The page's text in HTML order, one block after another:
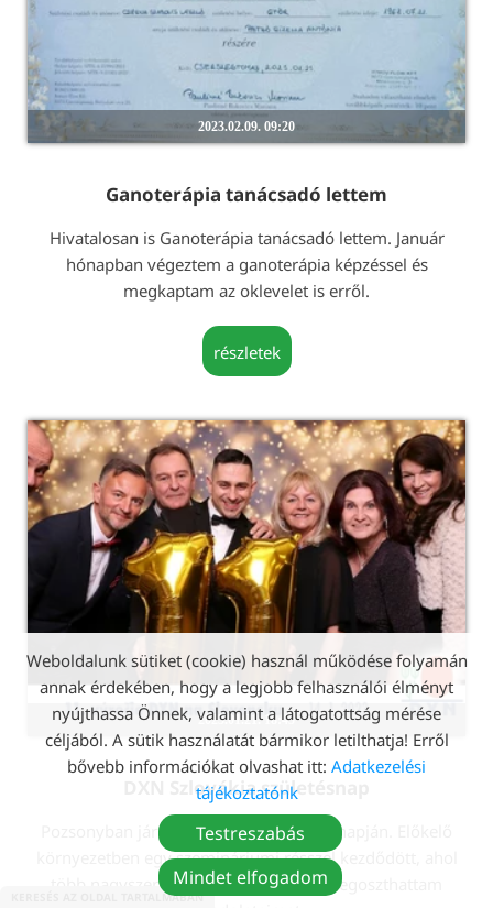
2023.02.09. 09:20
Ganoterápia tanácsadó lettem
Hivatalosan is Ganoterápia tanácsadó lettem. Január
hónapban végeztem a ganoterápia képzéssel és
megkaptam az oklevelet is erről.
részletek
2023.01.21. 18:45
DXN Szlovákia születésnap
Pozsonyban jártunk a DXN 11. születésnapján. Előkelő
környezetben egy szemináriumi résszel kezdődött, ahol
több nagyszerű vezető mellett én is megoszthattam
Mindet elfogadom
Testreszabás
Weboldalunk sütiket (cookie) használ működése folyamán
annak érdekében, hogy a legjobb felhasználói élményt
nyújthassa Önnek, valamint a látogatottság mérése
céljából. A sütik használatát bármikor letilthatja! Erről
bővebb információkat olvashat itt: Adatkezelési
tájékoztatónk
KERESÉS AZ OLDAL TARTALMÁBAN